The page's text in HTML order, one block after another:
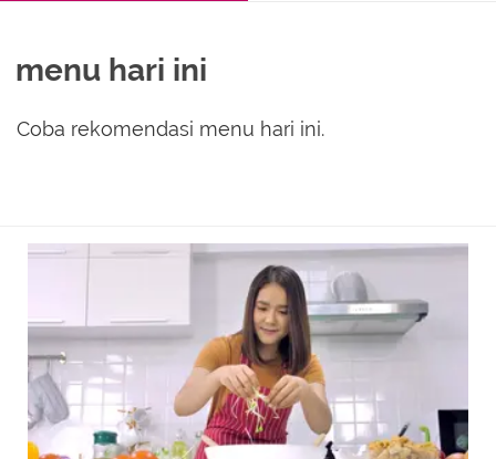
menu hari ini
Coba rekomendasi menu hari ini.